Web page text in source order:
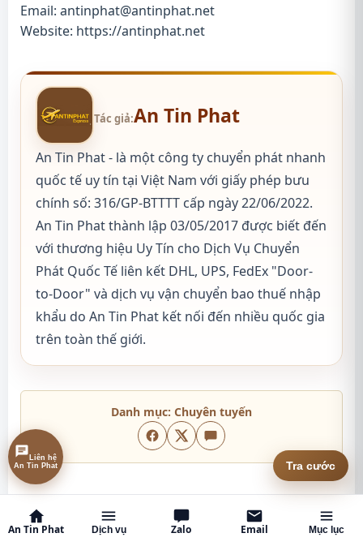
Email: antinphat@antinphat.net
Website: https://antinphat.net
Tác giả:An Tin Phat
An Tin Phat - là một công ty chuyển phát nhanh
quốc tế uy tín tại Việt Nam với giấy phép bưu
chính số: 316/GP-BTTTT cấp ngày 22/06/2022.
An Tin Phat thành lập 03/05/2017 được biết đến
với thương hiệu Uy Tín cho Dịch Vụ Chuyển
Phát Quốc Tế liên kết DHL, UPS, FedEx "Door-
to-Door" và dịch vụ vận chuyển bao thuế nhập
khẩu do An Tin Phat kết nối đến nhiều quốc gia
trên toàn thế giới.
Danh mục: Chuyên tuyến
BÀI VIẾT LIÊN QUAN
An Tin Phat Dịch vụ Zalo Email Mục lục
Tra cước
Liên hệ
An Tin Phat